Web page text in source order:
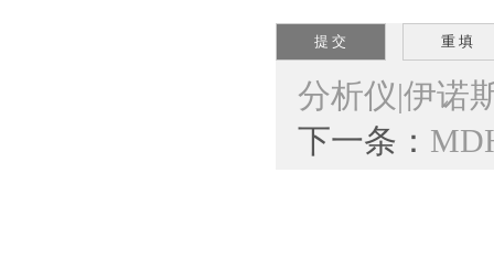
分析仪|伊诺
下一条：